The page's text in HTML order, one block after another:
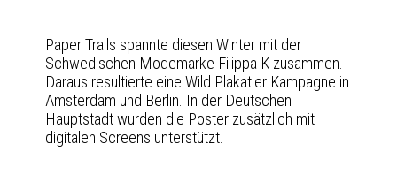
Paper Trails spannte diesen Winter mit der
Schwedischen Modemarke Filippa K zusammen.
Daraus resultierte eine Wild Plakatier Kampagne in
Amsterdam und Berlin. In der Deutschen
Hauptstadt wurden die Poster zusätzlich mit
digitalen Screens unterstützt.